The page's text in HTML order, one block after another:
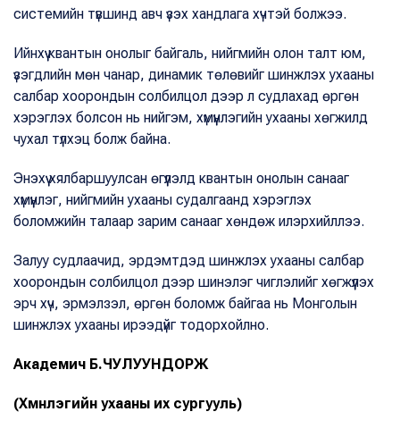
системийн түвшинд авч үзэх хандлага хүчтэй болжээ.
Ийнхүү квантын онолыг байгаль, нийгмийн олон талт юм,
үзэгдлийн мөн чанар, динамик төлөвийг шинжлэх ухааны
салбар хоорондын солбилцол дээр л судлахад өргөн
хэрэглэх болсон нь нийгэм, хүмүүнлэгийн ухааны хөгжилд
чухал түлхэц болж байна.
Энэхүү хялбаршуулсан өгүүлэлд квантын онолын санааг
хүмүүнлэг, нийгмийн ухааны судалгаанд хэрэглэх
боломжийн талаар зарим санааг хөндөж илэрхийллээ.
Залуу судлаачид, эрдэмтдэд шинжлэх ухааны салбар
хоорондын солбилцол дээр шинэлэг чиглэлийг хөгжүүлэх
эрч хүч, эрмэлзэл, өргөн боломж байгаа нь Монголын
шинжлэх ухааны ирээдүйг тодорхойлно.
Академич Б.ЧУЛУУНДОРЖ
(Хүмүүнлэгийн ухааны их сургууль)